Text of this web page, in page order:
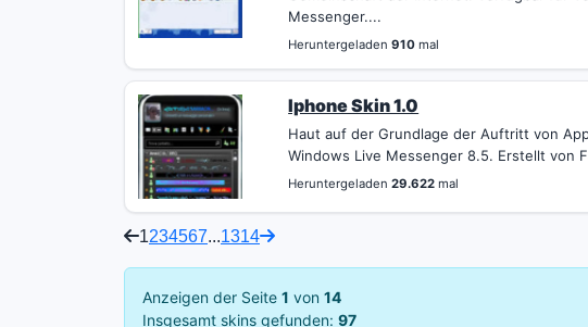
Messenger....
Heruntergeladen910 mal
Iphone Skin 1.0
Haut auf der Grundlage der Auftritt von
Windows Live Messenger 8.5. Erstellt von
Heruntergeladen29.622 mal
1234567...1314
Anzeigen der Seite 1 von 14
Insgesamt skins gefunden: 97